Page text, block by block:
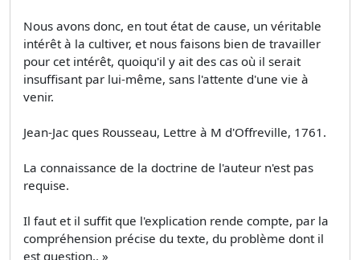
Nous avons donc, en tout état de cause, un véritable
intérêt à la cultiver, et nous faisons bien de travailler
pour cet intérêt, quoiqu'il y ait des cas où il serait
insuffisant par lui-même, sans l'attente d'une vie à
venir.
Jean-Jac ques Rousseau, Lettre à M d'Offreville, 1761.
La connaissance de la doctrine de l'auteur n'est pas
requise.
Il faut et il suffit que l'explication rende compte, par la
compréhension précise du texte, du problème dont il
est question.. »